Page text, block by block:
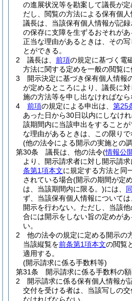
の進展状況等を勘案して議長が定
だし、閲覧の方法による保有個人
議長は、当該保有個人情報が記
の保存に支障を生ずるおそれが
正当な理由があるときは、その
とができる。
2
議長は、 前項の規定に基づく電
方法に関する定めを一般の閲覧に
3
開示決定に基づき保有個人情報
が定めるところにより、議長に
施の方法等を申し出なければなら
4
前項の規定による申出は、 第25
あった日から30日以内にしなけれ
該期間内に当該申出をすること
な理由があるときは、この限りで
(他の法令による開示の実施との
第30条
議長は、他の法令(情報公
より、開示請求者に対し開示請
条第1項本文に規定する方法と同
されている場合(開示の期間が定
は、当該期間内に限る。)には、
ず、当該保有個人情報について
開示を行わない。 ただし、当該
合には開示をしない旨の定めが
い。
2
他の法令の規定に定める開示の
当該縦覧を前条第1項本文の閲覧
適用する。
(開示請求に係る手数料等)
第31条
開示請求に係る手数料の額
2
開示請求に係る保有個人情報が
交付を受ける者は、当該写しの